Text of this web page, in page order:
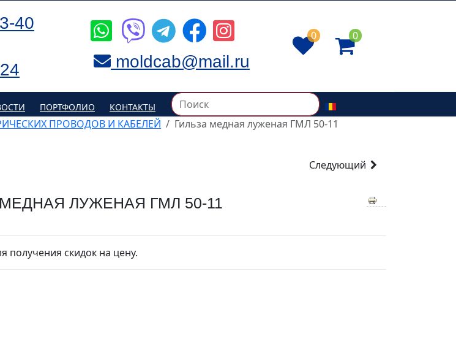
40
moldcab@mail.ru
0 0
ПОРТФОЛИО КОНТАКТЫ
ПРОВОДОВ И КАБЕЛЕЙ Гильза медная луженая ГМЛ 50-11
Следующий
ЛУЖЕНАЯ ГМЛ 50-11
получения скидок на цену.